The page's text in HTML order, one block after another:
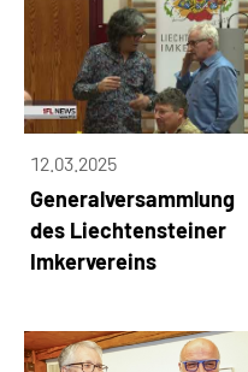
12.03.2025
Generalversammlung
des Liechtensteiner
Imkervereins